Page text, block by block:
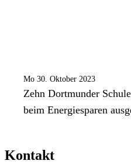
Mo 30. Oktober 2023
Zehn Dortmunder
beim Energiesparen
Kontakt